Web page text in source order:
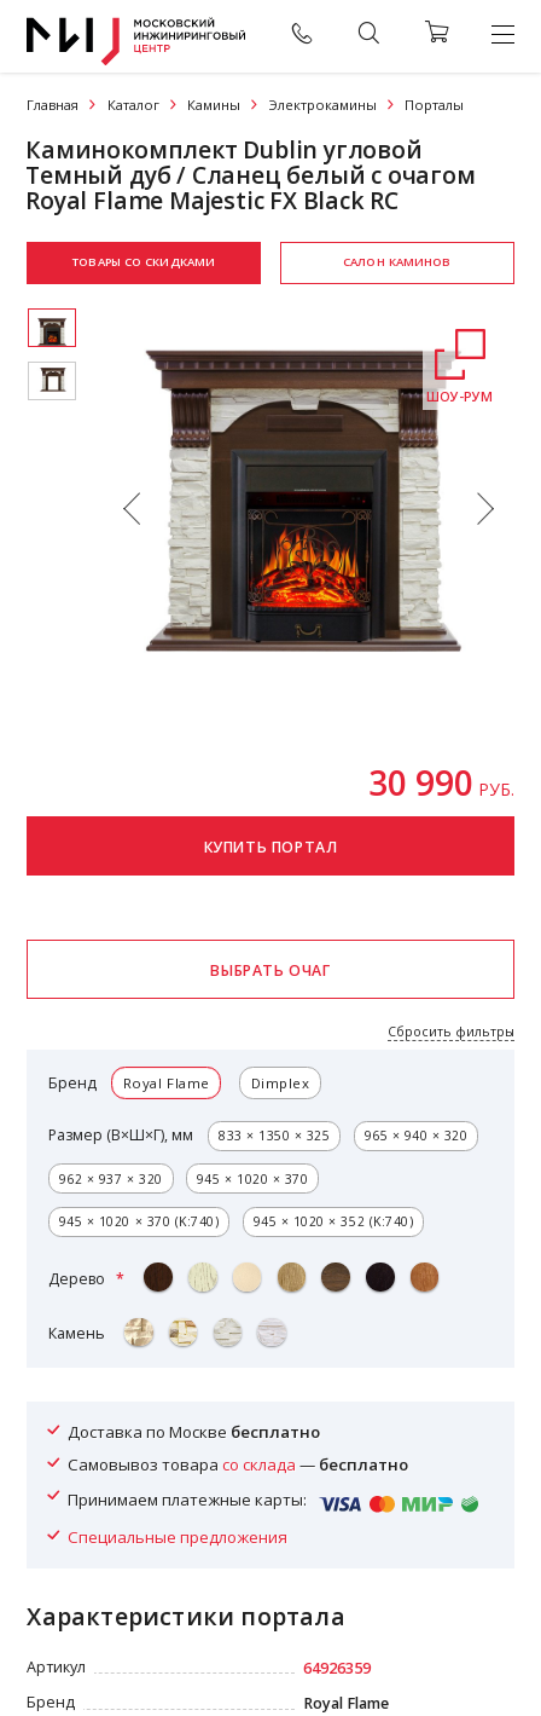
Главная Каталог Камины Электрокамины Порталы
Каминокомплект Dublin угловой
Темный дуб / Сланец белый с очагом
Royal Flame Majestic FX Black RC
ТОВАРЫ СО СКИДКАМИ САЛОН КАМИНОВ
ШОУ-РУМ
30 990 РУБ.
Бренд Royal Flame Dimplex
Размер (В×Ш×Г), мм 833 × 1350 × 325 965 × 940 × 320
962 × 937 × 320 945 × 1020 × 370
945 × 1020 × 370 (K:740) 945 × 1020 × 352 (K:740)
Дерево
Камень
Сбросить фильтры
Доставка по Москве бесплатно
Самовывоз товарасо склада — бесплатно
Принимаем платежные карты:
Специальные предложения
Характеристики портала
Артикул
64926359
Бренд
Royal Flame